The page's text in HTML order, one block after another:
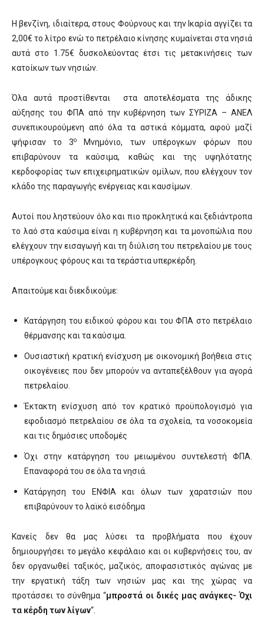
Η βενζίνη, ιδιαίτερα, στους Φούρνους και την Ικαρία αγγίζει τα
2,00€ το λίτρο ενώ το πετρέλαιο κίνησης κυμαίνεται στα νησιά
αυτά στο 1.75€ δυσκολεύοντας έτσι τις μετακινήσεις των
κατοίκων των νησιών.
Όλα αυτά προστίθενται στα αποτελέσματα της άδικης
αύξησης του ΦΠΑ από την κυβέρνηση των ΣΥΡΙΖΑ – ΑΝΕΛ
συνεπικουρούμενη από όλα τα αστικά κόμματα, αφού μαζί
ψήφισαν το 3ο
Μνημόνιο, των υπέρογκων φόρων που
επιβαρύνουν τα καύσιμα, καθώς και της υψηλότατης
κερδοφορίας των επιχειρηματικών ομίλων, που ελέγχουν τον
κλάδο της παραγωγής ενέργειας και καυσίμων.
Αυτοί που ληστεύουν όλο και πιο προκλητικά και ξεδιάντροπα
το λαό στα καύσιμα είναι η κυβέρνηση και τα μονοπώλια που
ελέγχουν την εισαγωγή και τη διύλιση του πετρελαίου με τους
υπέρογκους φόρους και τα τεράστια υπερκέρδη.
Απαιτούμε και διεκδικούμε:
Κατάργηση του ειδικού φόρου και του ΦΠΑ στο πετρέλαιο
θέρμανσης και τα καύσιμα.
Ουσιαστική κρατική ενίσχυση με οικονομική βοήθεια στις
οικογένειες που δεν μπορούν να ανταπεξέλθουν για αγορά
πετρελαίου.
Έκτακτη ενίσχυση από τον κρατικό προϋπολογισμό για
εφοδιασμό πετρελαίου σε όλα τα σχολεία, τα νοσοκομεία
και τις δημόσιες υποδομές
Όχι στην κατάργηση του μειωμένου συντελεστή ΦΠΑ.
Επαναφορά του σε όλα τα νησιά.
Κατάργηση του ΕΝΦΙΑ και όλων των χαρατσιών που
επιβαρύνουν το λαϊκό εισόδημα
Κανείς δεν θα μας λύσει τα προβλήματα που έχουν
δημιουργήσει το μεγάλο κεφάλαιο και οι κυβερνήσεις του, αν
δεν οργανωθεί ταξικός, μαζικός, αποφασιστικός αγώνας με
την εργατική τάξη των νησιών μας και της χώρας να
προτάσσει το σύνθημα “μπροστά οι δικές μας ανάγκες- Όχι
τα κέρδη των λίγων“.